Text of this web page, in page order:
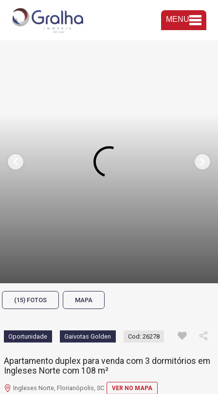
MENU
(15) FOTOS MAPA
Oportunidade Gaivotas Golden Cod: 26278
Apartamento duplex para venda com 3 dormitórios em
Ingleses Norte com 108 m²
Ingleses Norte, Florianópolis, SC VER NO MAPA